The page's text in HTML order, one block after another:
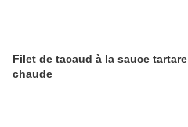
Filet de tacaud à la sauce tartare
chaude